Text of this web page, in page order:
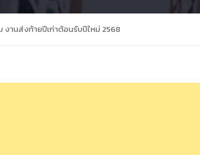
งานส่งท้ายปีเก่าต้อนรับปีใหม่ 2568